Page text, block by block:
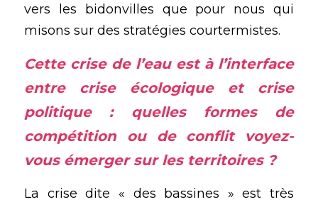
vers les bidonvilles que pour nous qui
misons sur des stratégies courtermistes.
Cette crise de l’eau est à l’interface
entre crise écologique et crise
politique : quelles formes de
compétition ou de conflit voyez-
vous émerger sur les territoires ?
La crise dite « des bassines » est très